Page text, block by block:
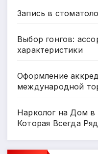
Запись в
Выбор гонгов:
характеристики
Оформление
международной
Нарколог на Дом
Которая Всегда